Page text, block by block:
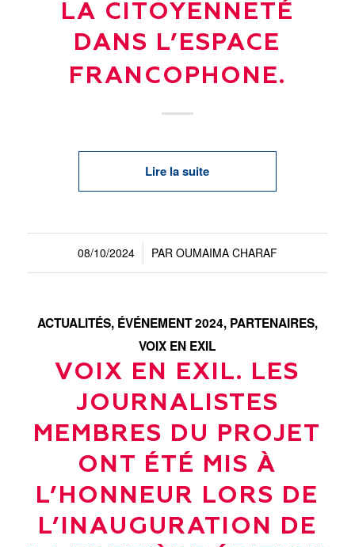
LA CITOYENNETÉ
DANS L’ESPACE
FRANCOPHONE.
Lire la suite
08/10/2024
/ PAR OUMAIMA CHARAF
ACTUALITÉS, ÉVÉNEMENT 2024, PARTENAIRES,
VOIX EN EXIL
VOIX EN EXIL. LES
JOURNALISTES
MEMBRES DU PROJET
ONT ÉTÉ MIS À
L’HONNEUR LORS DE
L’INAUGURATION DE